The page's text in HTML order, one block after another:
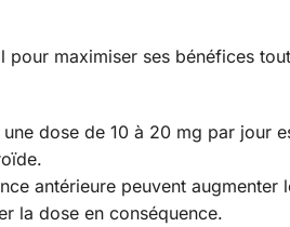
maximiser ses bénéfices
dose de 10 à 20 mg par jour
antérieure peuvent augmenter
la dose en conséquence.